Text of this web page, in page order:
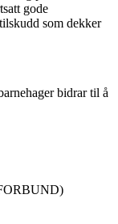
gode
som dekker
bidrar til å